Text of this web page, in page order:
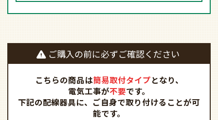
ご購入の前に必ずご確認ください
こちらの商品は簡易取付タイプとなり、
電気工事が不要です。
下記の配線器具に、ご自身で取り付けることが可
能です。